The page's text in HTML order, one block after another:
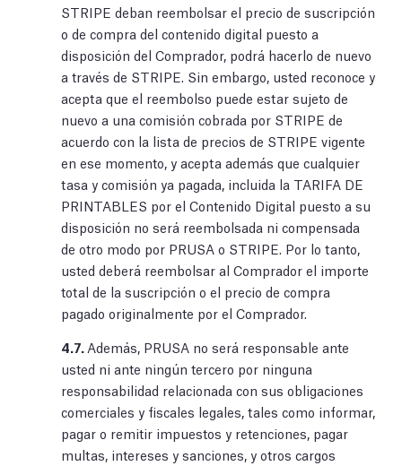
STRIPE deban reembolsar el precio de suscripción
o de compra del contenido digital puesto a
disposición del Comprador, podrá hacerlo de nuevo
a través de STRIPE. Sin embargo, usted reconoce y
acepta que el reembolso puede estar sujeto de
nuevo a una comisión cobrada por STRIPE de
acuerdo con la lista de precios de STRIPE vigente
en ese momento, y acepta además que cualquier
tasa y comisión ya pagada, incluida la TARIFA DE
PRINTABLES por el Contenido Digital puesto a su
disposición no será reembolsada ni compensada
de otro modo por PRUSA o STRIPE. Por lo tanto,
usted deberá reembolsar al Comprador el importe
total de la suscripción o el precio de compra
pagado originalmente por el Comprador.
4.7. Además, PRUSA no será responsable ante
usted ni ante ningún tercero por ninguna
responsabilidad relacionada con sus obligaciones
comerciales y fiscales legales, tales como informar,
pagar o remitir impuestos y retenciones, pagar
multas, intereses y sanciones, y otros cargos